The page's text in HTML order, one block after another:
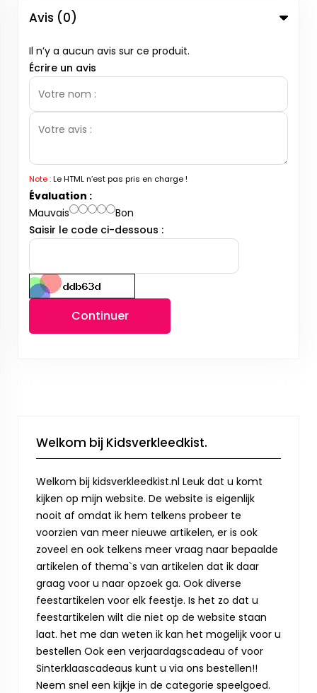
Avis (0)
Il n’y a aucun avis sur ce produit.
Écrire un avis
Note :Le HTML n’est pas pris en charge !
Évaluation :
Mauvais
Bon
Saisir le code ci-dessous :
Continuer
Welkom bij Kidsverkleedkist.
Welkom bij kidsverkleedkist.nl Leuk dat u komt
kijken op mijn website. De website is eigenlijk
nooit af omdat ik hem telkens probeer te
voorzien van meer nieuwe artikelen, er is ook
zoveel en ook telkens meer vraag naar bepaalde
artikelen of thema`s van artikelen dat ik daar
graag voor u naar opzoek ga. Ook diverse
feestartikelen voor elk feestje. Is het zo dat u
feestartikelen wilt die niet op de website staan
laat. het me dan weten ik kan het mogelijk voor u
bestellen Ook een verjaardagscadeau of voor
Sinterklaascadeaus kunt u via ons bestellen!!
Neem snel een kijkje in de categorie speelgoed.